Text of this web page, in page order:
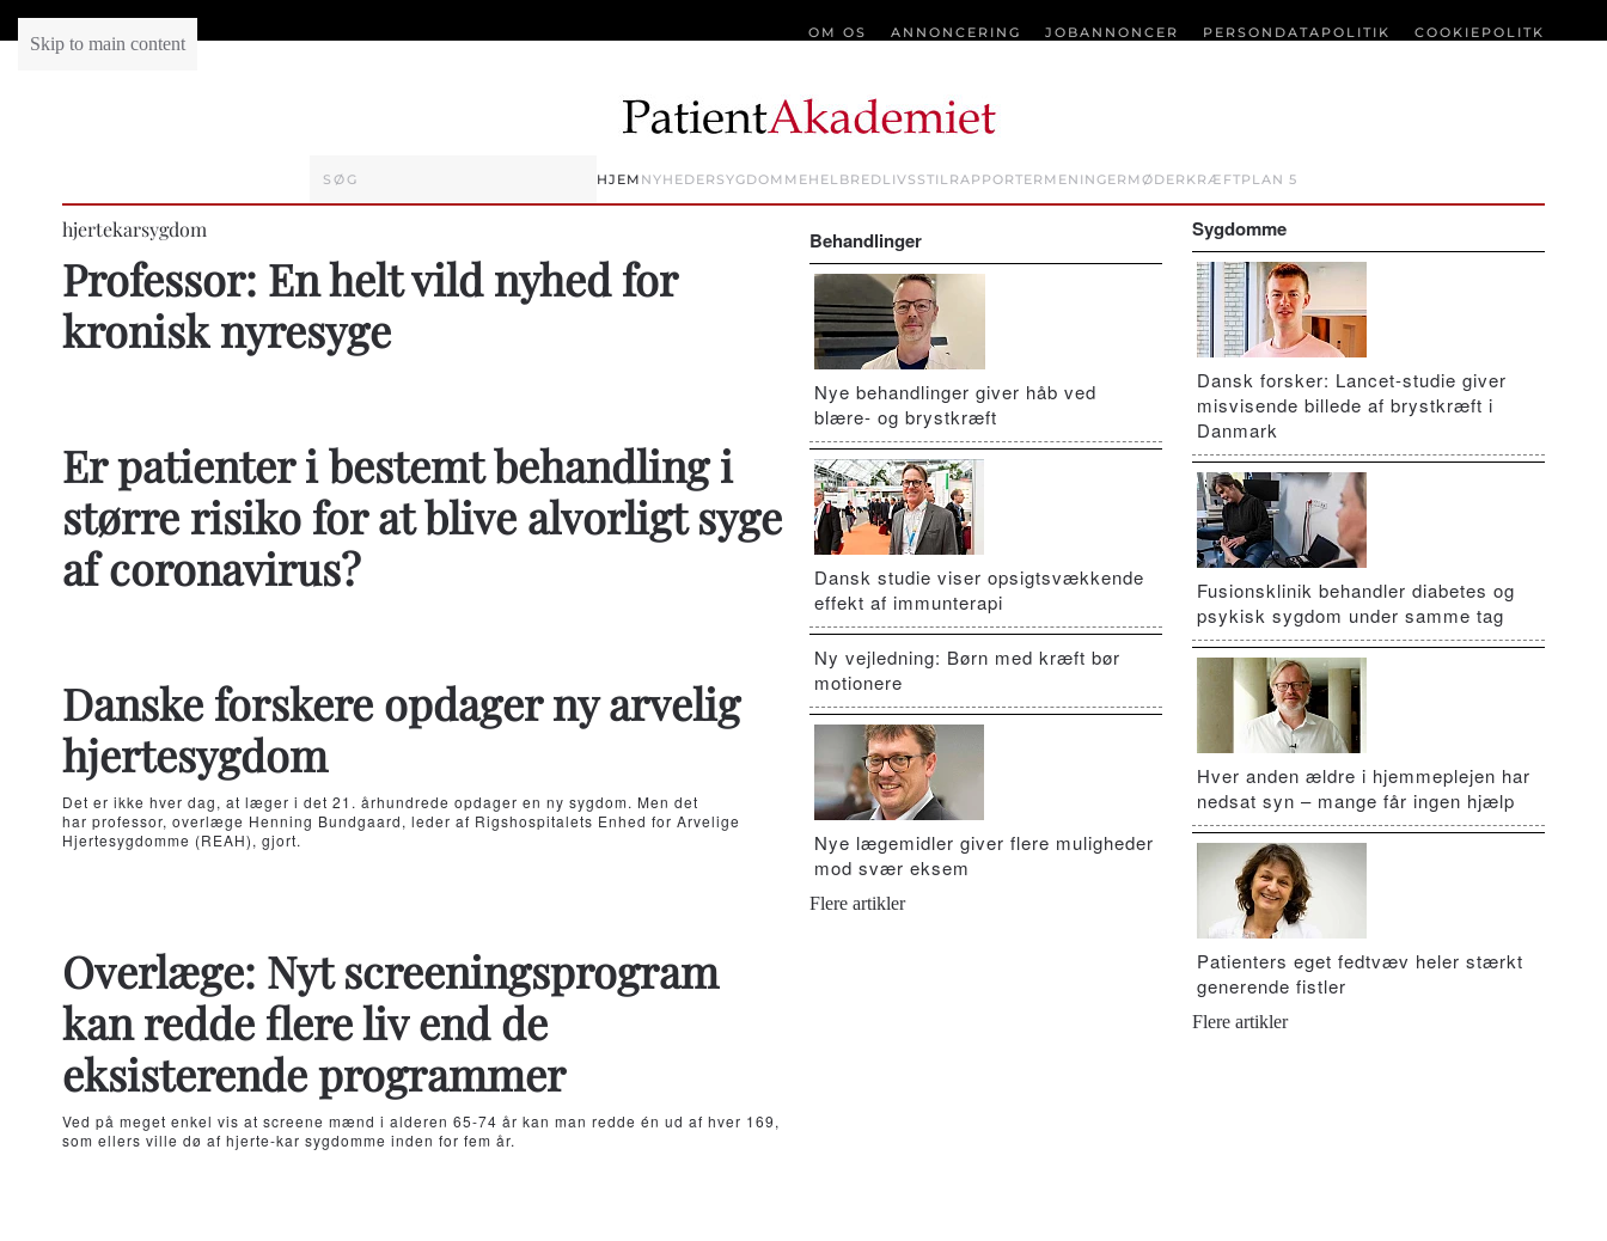
Skip to main content
OM OS ANNONCERING JOBANNONCER PERSONDATAPOLITIK COOKIEPOLITK
HJEM NYHEDER SYGDOMMEHELBREDLIVSSTILRAPPORTER MENINGER MØDER KRÆFTPLAN 5
hjertekarsygdom
Professor: En helt vild nyhed for
kronisk nyresyge
Er patienter i bestemt behandling i
større risiko for at blive alvorligt syge
af coronavirus?
Danske forskere opdager ny arvelig
hjertesygdom
Det er ikke hver dag, at læger i det 21. århundrede opdager en ny sygdom. Men det
har professor, overlæge Henning Bundgaard, leder af Rigshospitalets Enhed for Arvelige
Hjertesygdomme (REAH), gjort.
Overlæge: Nyt screeningsprogram
kan redde flere liv end de
eksisterende programmer
Ved på meget enkel vis at screene mænd i alderen 65-74 år kan man redde én ud af hver 169,
som ellers ville dø af hjerte-kar sygdomme inden for fem år.
Behandlinger
Nye behandlinger giver håb ved
blære- og brystkræft
Dansk studie viser opsigtsvækkende
effekt af immunterapi
Ny vejledning: Børn med kræft bør
motionere
Nye lægemidler giver flere muligheder
mod svær eksem
Flere artikler
Sygdomme
Dansk forsker: Lancet-studie giver
misvisende billede af brystkræft i
Danmark
Fusionsklinik behandler diabetes og
psykisk sygdom under samme tag
Hver anden ældre i hjemmeplejen har
nedsat syn – mange får ingen hjælp
Patienters eget fedtvæv heler stærkt
generende fistler
Flere artikler